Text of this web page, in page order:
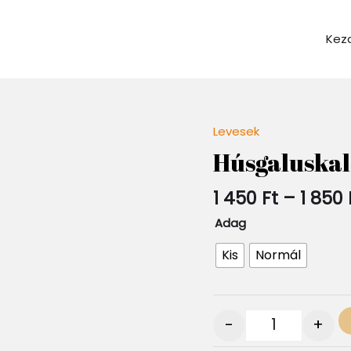
Levesek
1 450 Ft – 1 850
Adag
Kis Normál
- +